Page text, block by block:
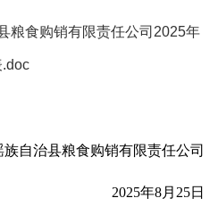
粮食购销有限责任公司2025年
治县粮食购销有限责任公司
2025年8月25日